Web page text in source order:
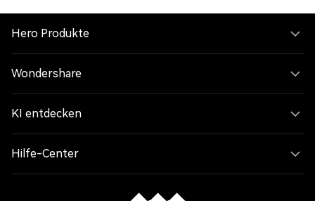
Hero Produkte
Wondershare
KI entdecken
Hilfe-Center